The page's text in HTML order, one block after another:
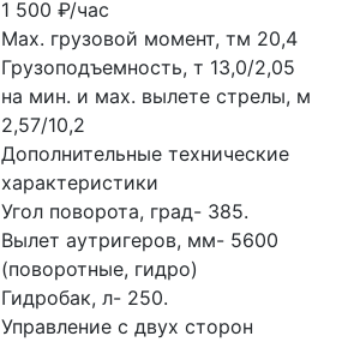
1 500₽/час
Мах. грузовой момент, тм 20,4
Грузоподъемность, т 13,0/2,05
на мин. и мах. вылете стрелы, м
2,57/10,2
Дополнительные технические
характеристики
Угол поворота, град- 385.
Вылет аутригеров, мм- 5600
(поворотные, гидро)
Гидробак, л- 250.
Управление с двух сторон